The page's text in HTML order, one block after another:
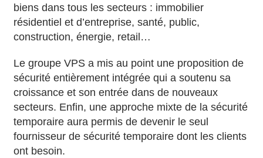
biens dans tous les secteurs : immobilier
résidentiel et d’entreprise, santé, public,
construction, énergie, retail…
Le groupe VPS a mis au point une proposition de
sécurité entièrement intégrée qui a soutenu sa
croissance et son entrée dans de nouveaux
secteurs. Enfin, une approche mixte de la sécurité
temporaire aura permis de devenir le seul
fournisseur de sécurité temporaire dont les clients
ont besoin.